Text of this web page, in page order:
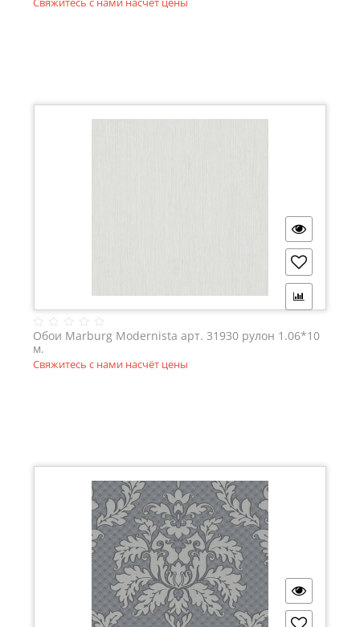
Обои Marburg Modernista арт. 31930 рулон 1.06*10
м.
Свяжитесь с нами насчёт цены